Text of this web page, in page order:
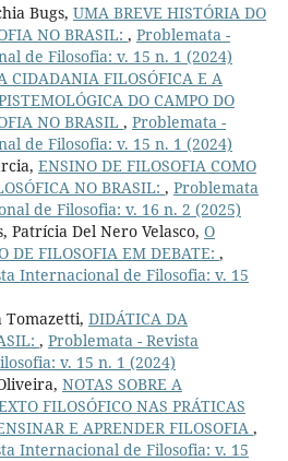
Bugs, UMA BREVE HISTÓRIA DO
NO BRASIL: , Problemata -
de Filosofia: v. 15 n. 1 (2024)
CIDADANIA FILOSÓFICA E A
DO CAMPO DO
NO BRASIL , Problemata -
de Filosofia: v. 15 n. 1 (2024)
ENSINO DE FILOSOFIA COMO
NO BRASIL: , Problemata
de Filosofia: v. 16 n. 2 (2025)
Patrícia Del Nero Velasco, O
DE FILOSOFIA EM DEBATE: ,
Internacional de Filosofia: v. 15
Tomazetti, DIDÁTICA DA
, Problemata - Revista
v. 15 n. 1 (2024)
NOTAS SOBRE A
FILOSÓFICO NAS PRÁTICAS
E APRENDER FILOSOFIA ,
Internacional de Filosofia: v. 15